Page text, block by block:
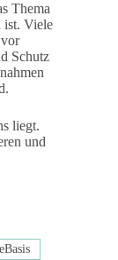
Thema
ist. Viele
Schutz
liegt.
und